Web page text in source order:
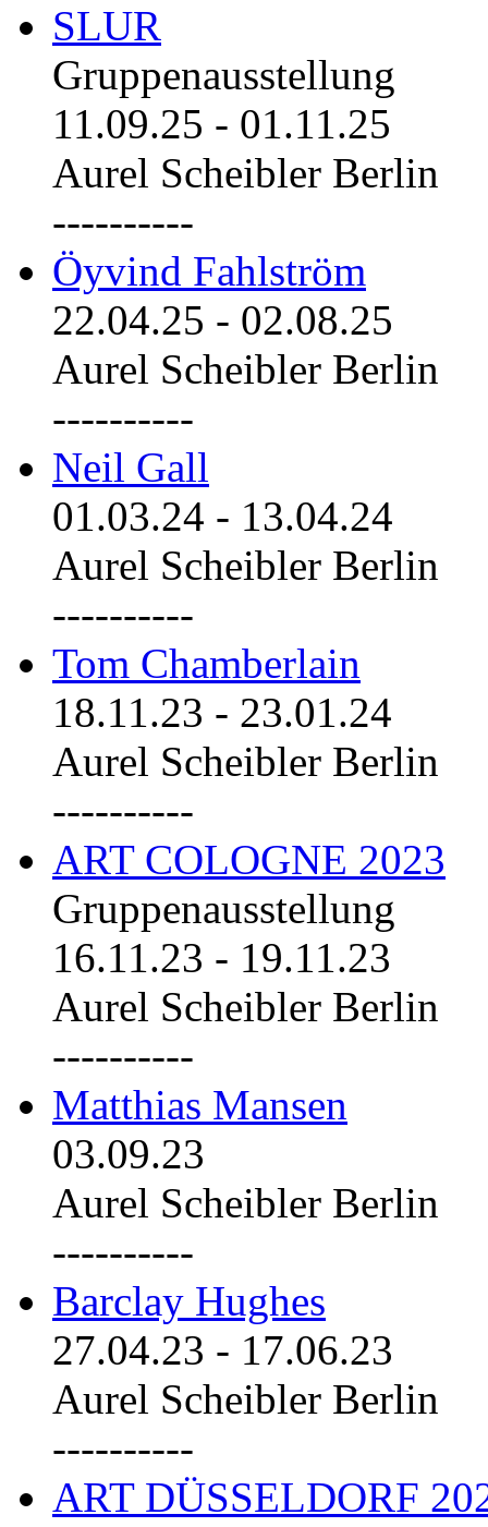
SLUR
Gruppenausstellung
11.09.25 - 01.11.25
Aurel Scheibler Berlin
----------
Öyvind Fahlström
22.04.25 - 02.08.25
Aurel Scheibler Berlin
----------
Neil Gall
01.03.24 - 13.04.24
Aurel Scheibler Berlin
----------
Tom Chamberlain
18.11.23 - 23.01.24
Aurel Scheibler Berlin
----------
ART COLOGNE 2023
Gruppenausstellung
16.11.23 - 19.11.23
Aurel Scheibler Berlin
----------
Matthias Mansen
03.09.23
Aurel Scheibler Berlin
----------
Barclay Hughes
27.04.23 - 17.06.23
Aurel Scheibler Berlin
----------
ART DÜSSELDORF